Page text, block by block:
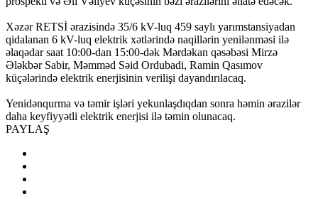
Xəzər RETSİ ərazisində 35/6 kV-luq 459 saylı yarımstansiyadan
qidalanan 6 kV-luq elektrik xətlərində naqillərin yenilənməsi ilə
əlaqədar saat 10:00-dan 15:00-dək Mərdəkan qəsəbəsi Mirzə
Ələkbər Sabir, Məmməd Səid Ordubadi, Ramin Qasımov
küçələrində elektrik enerjisinin verilişi dayandırılacaq.
Yenidənqurma və təmir işləri yekunlaşdıqdan sonra həmin ərazilər
daha keyfiyyətli elektrik enerjisi ilə təmin olunacaq.
PAYLAŞ